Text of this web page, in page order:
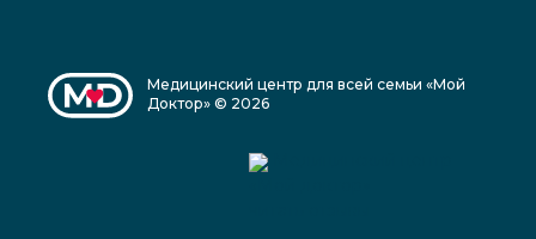
Медицинский центр для всей семьи «Мой
Доктор» © 2026